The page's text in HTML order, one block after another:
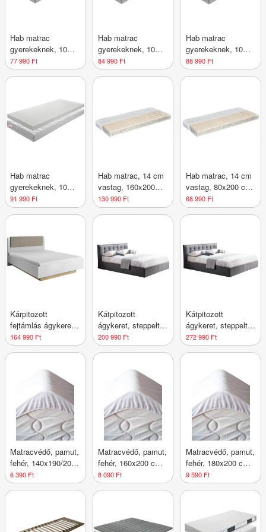
Hab matrac
gyerekeknek, 10
cm vastag,
közepesen kemény,
77 990 Ft
Hab matrac
gyerekeknek, 10
cm vastag,
közepesen kemény,
84 990 Ft
Hab matrac
gyerekeknek, 10
cm vastag,
közepesen kemény,
88 990 Ft
Hab matrac
gyerekeknek, 10
cm vastag,
közepesen kemény,
91 990 Ft
Hab matrac, 14 cm
vastag, 160x200
cm - MAT - Butopêa
130 990 Ft
Hab matrac, 14 cm
vastag, 80x200 cm
- MAT - Butopêa
68 990 Ft
Kárpitozott
fejtámlás ágykeret,
ágyneműtartóval,
160x200 cm, fehér -
164 990 Ft
Kátpitozott
ágykeret, steppelt
fejtámlával,
160x200 cm,
200 990 Ft
Kátpitozott
ágykeret, steppelt
fejtámlával,
180x200 cm,
272 990 Ft
Matracvédő, pamut,
fehér, 140x190/200
cm - ELISE -
Butopêa
6 390 Ft
Matracvédő, pamut,
fehér, 160x200 cm -
ELISE - Butopêa
8 090 Ft
Matracvédő, pamut,
fehér, 180x200 cm -
ELISE - Butopêa
9 590 Ft